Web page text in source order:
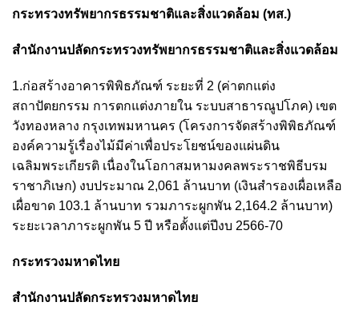
กระทรวงทรัพยากรธรรมชาติและสิ่งแวดล้อม (ทส.)
สำนักงานปลัดกระทรวงทรัพยากรธรรมชาติและสิ่งแวดล้อม
1.ก่อสร้างอาคารพิพิธภัณฑ์ ระยะที่ 2 (ค่าตกแต่ง
สถาปัตยกรรม การตกแต่งภายใน ระบบสาธารณูปโภค) เขต
วังทองหลาง กรุงเทพมหานคร (โครงการจัดสร้างพิพิธภัณฑ์
องค์ความรู้เรื่องไม้มีค่าเพื่อประโยชน์ของแผ่นดิน
เฉลิมพระเกียรติ เนื่องในโอกาสมหามงคลพระราชพิธีบรม
ราชาภิเษก) งบประมาณ 2,061 ล้านบาท (เงินสำรองเผื่อเหลือ
เผื่อขาด 103.1 ล้านบาท รวมภาระผูกพัน 2,164.2 ล้านบาท)
ระยะเวลาภาระผูกพัน 5 ปี หรือตั้งแต่ปีงบ 2566-70
กระทรวงมหาดไทย
สำนักงานปลัดกระทรวงมหาดไทย